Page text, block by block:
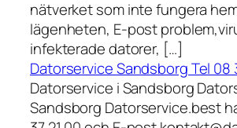
nätverket som inte fungera
lägenheten, E-post
infekterade datorer, […]
Datorservice Sandsborg Tel 08
Datorservice i Sandsborg
Sandsborg Datorservice.best